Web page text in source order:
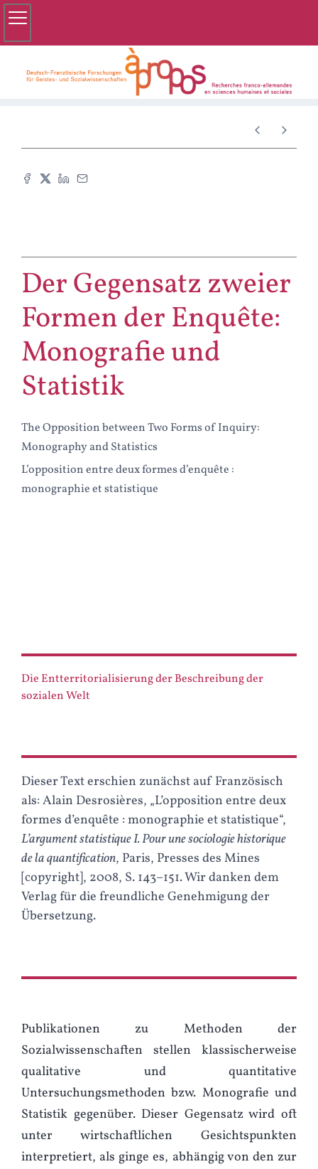
Der Gegensatz zweier
Formen der Enquête:
Monografie und
Statistik
The Opposition between Two Forms of Inquiry:
Monography and Statistics
L’opposition entre deux formes d’enquête :
monographie et statistique
Die Entterritorialisierung der Beschreibung der
sozialen Welt
Dieser Text erschien zunächst auf Französisch
als: Alain Desrosières, „L’opposition entre deux
formes d’enquête : monographie et statistique“,
L’argument statistique I. Pour une sociologie historique
de la quantification, Paris, Presses des Mines
[copyright], 2008, S. 143–151. Wir danken dem
Verlag für die freundliche Genehmigung der
Übersetzung.
Publikationen zu Methoden der
Sozialwissenschaften stellen klassischerweise
qualitative und quantitative
Untersuchungsmethoden bzw. Monografie und
Statistik gegenüber. Dieser Gegensatz wird oft
unter wirtschaftlichen Gesichtspunkten
interpretiert, als ginge es, abhängig von den zur